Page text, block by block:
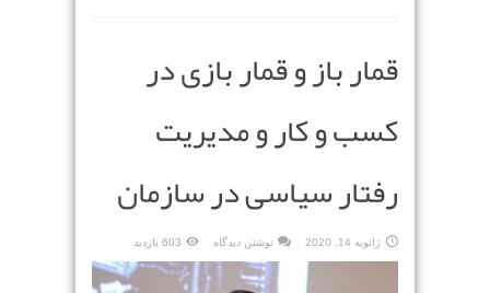
قمار باز و قمار بازی در
کسب و کار و مدیریت
رفتار سیاسی در سازمان
ژانویه 14, 2020 نوشتن دیدگاه 603 بازدید